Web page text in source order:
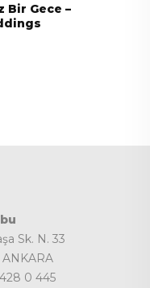
Bir Gece –
Sk. N. 33
ANKARA
0 445